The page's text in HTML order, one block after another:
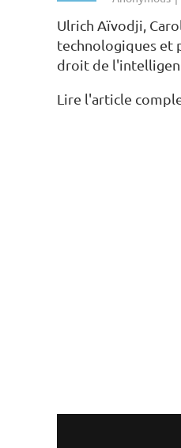
Ulrich Aïvodji,
technologiques et
droit de
Lire l'article